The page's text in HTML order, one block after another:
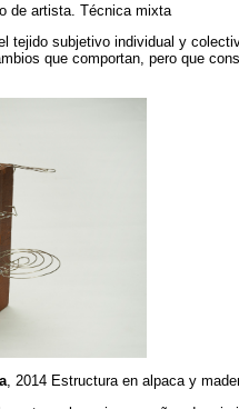
de artista. Técnica mixta
tejido subjetivo individual y
que comportan, pero que
, 2014 Estructura en alpaca y